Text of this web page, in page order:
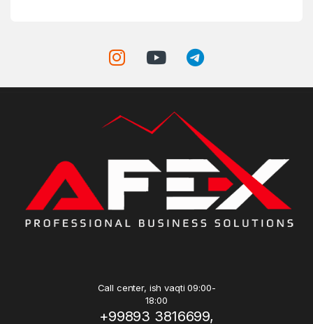
Call center, ish vaqti 09:00-
18:00
+99893 3816699,